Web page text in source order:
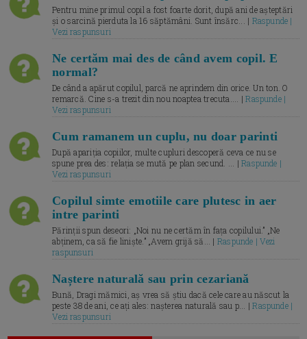
Pentru mine primul copil a fost foarte dorit, după ani de așteptări
și o sarcină pierduta la 16 săptămâni. Sunt însărc... | Raspunde |
Vezi raspunsuri
Ne certăm mai des de când avem copil. E
normal?
De când a apărut copilul, parcă ne aprindem din orice. Un ton. O
remarcă. Cine s-a trezit din nou noaptea trecuta.... |Raspunde |
Vezi raspunsuri
Cum ramanem un cuplu, nu doar parinti
După apariția copiilor, multe cupluri descoperă ceva ce nu se
spune prea des: relația se mută pe plan secund. ... |Raspunde |
Vezi raspunsuri
Copilul simte emotiile care plutesc in aer
intre parinti
Părinții spun deseori: „Noi nu ne certăm în fața copilului.” „Ne
abținem, ca să fie liniște.” „Avem grijă să... | Raspunde | Vezi
raspunsuri
Naștere naturală sau prin cezariană
Bună, Dragi mămici, aș vrea să știu dacă cele care au născut la
peste 38 de ani, ce ați ales: nașterea naturală sau p... |Raspunde |
Vezi raspunsuri